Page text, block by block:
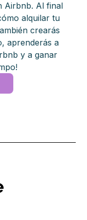
Airbnb. Al final
alquilar tu
crearás
aprenderás a
y a ganar